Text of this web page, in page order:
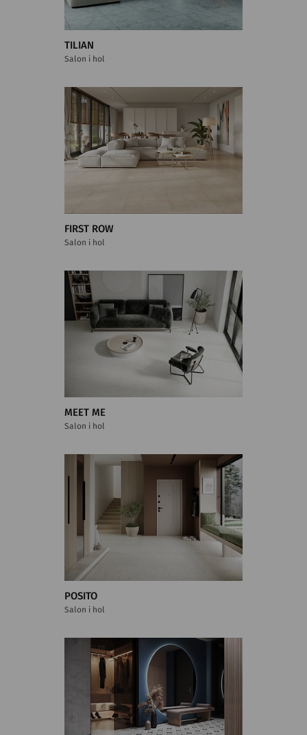
TILIAN
Salon i hol
FIRST ROW
Salon i hol
MEET ME
Salon i hol
POSITO
Salon i hol